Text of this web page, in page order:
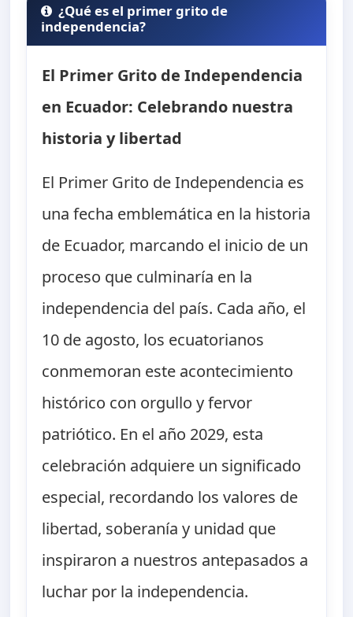
¿Qué es el primer grito de
independencia?
El Primer Grito de Independencia
en Ecuador: Celebrando nuestra
historia y libertad
El Primer Grito de Independencia es
una fecha emblemática en la historia
de Ecuador, marcando el inicio de un
proceso que culminaría en la
independencia del país. Cada año, el
10 de agosto, los ecuatorianos
conmemoran este acontecimiento
histórico con orgullo y fervor
patriótico. En el año 2029, esta
celebración adquiere un significado
especial, recordando los valores de
libertad, soberanía y unidad que
inspiraron a nuestros antepasados a
luchar por la independencia.